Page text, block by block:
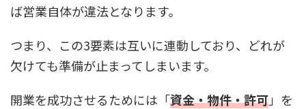
ば営業自体が違法となります。
つまり、この3要素は互いに連動しており、どれが
欠けても準備が止まってしまいます。
開業を成功させるためには「資金・物件・許可」を